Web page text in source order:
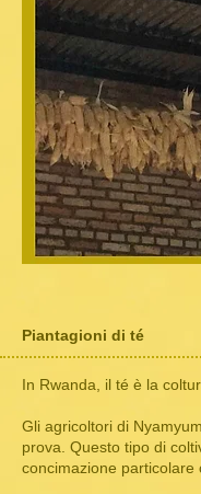
Piantagioni di té
In Rwanda, il té è la
Gli agricoltori di
prova. Questo tipo di
concimazione particolare